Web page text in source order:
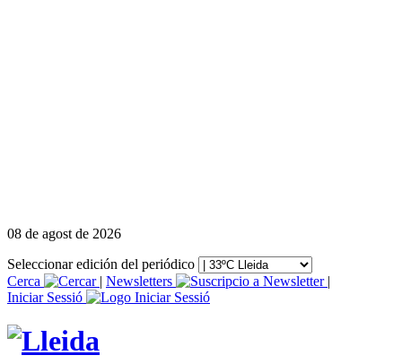
08 de agost de 2026
Seleccionar edición del periódico
Cerca
| Newsletters
|
Iniciar Sessió